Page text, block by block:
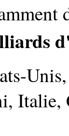
Italie,